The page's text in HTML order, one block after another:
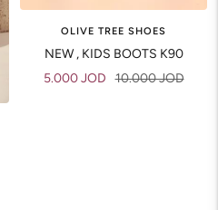
OLIVE TREE SHOES
NEW , KIDS BOOTS K90
Sale
5.000 JOD Regular
10.000 JOD